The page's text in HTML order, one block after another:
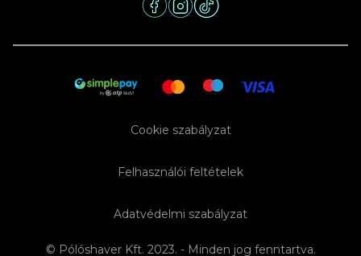
© Pólóshaver Kft. 2023. - Minden jog fenntartva.
Adatvédelmi szabályzat
Felhasználói feltételek
Cookie szabályzat